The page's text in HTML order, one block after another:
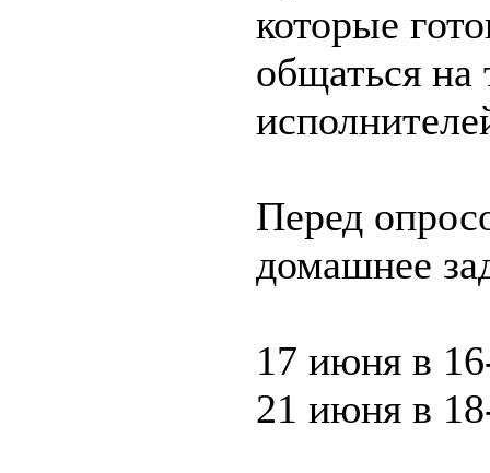
которые
общаться
Перед
домашнее
17 июня в
21 июня в